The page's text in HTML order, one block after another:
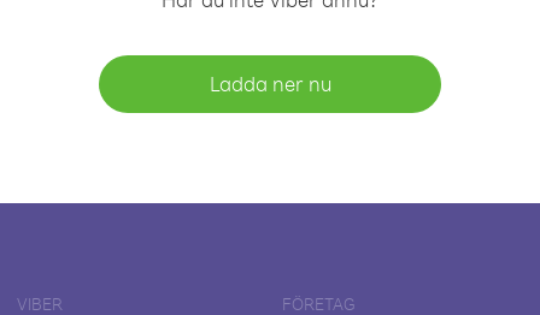
Ladda ner nu
VIBER FÖRETAG